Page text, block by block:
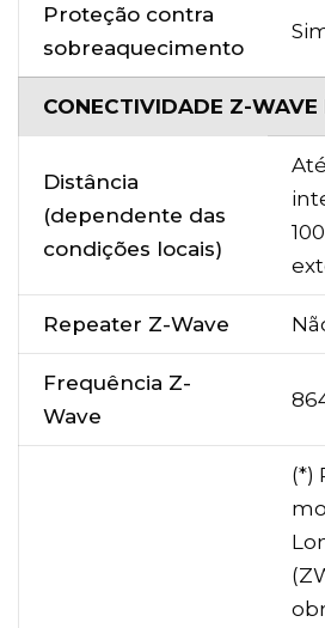
Proteção contra
sobreaquecimento
CONECTIVIDADE Z-WAVE
Distância
(dependente das
condições locais)
Repeater Z-Wave
Frequência Z-
Wave
(*)